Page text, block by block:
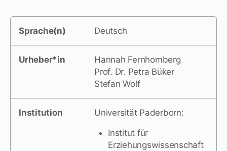
Sprache(n) Deutsch
Urheber*in
Hannah Fernhomberg
Prof. Dr. Petra Büker
Stefan Wolf
Institution
Universität Paderborn:
Institut für
Erziehungswissenschaft